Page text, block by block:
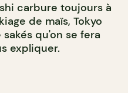
carbure toujours à
de maïs, Tokyo
qu'on se fera
expliquer.